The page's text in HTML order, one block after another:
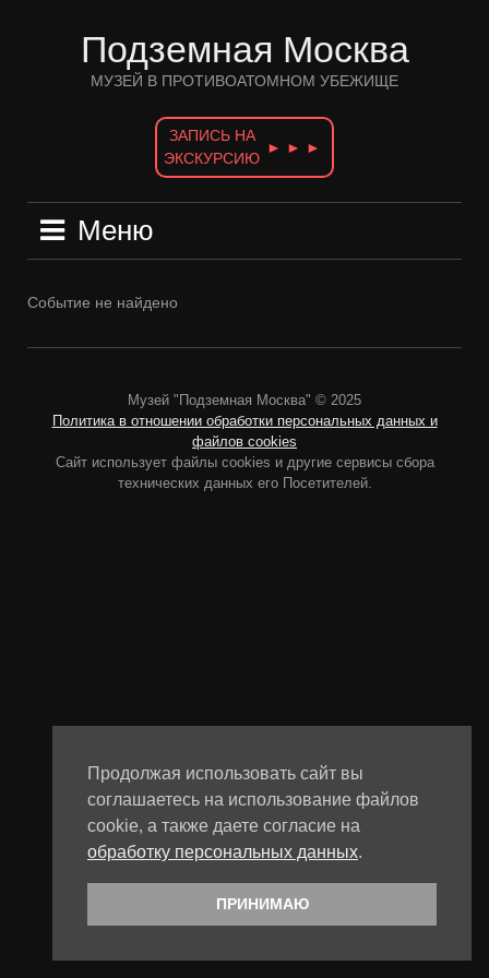
Подземная Москва
МУЗЕЙ В ПРОТИВОАТОМНОМ УБЕЖИЩЕ
ЗАПИСЬ НА
ЭКСКУРСИЮ
► ► ►
Меню
Событие не найдено
Музей "Подземная Москва" © 2025
Политика в отношении обработки персональных данных и
файлов cookies
Сайт использует файлы cookies и другие сервисы сбора
технических данных его Посетителей.
Продолжая использовать сайт вы
соглашаетесь на использование файлов
cookie, а также даете согласие на
обработку персональных данных.
ПРИНИМАЮ